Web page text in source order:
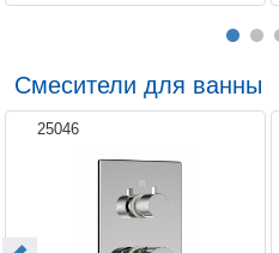
Смесители для ванны
25046